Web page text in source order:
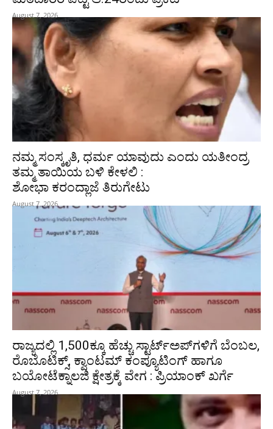
August 7, 2026
ನಮ್ಮ ಸಂಸ್ಕೃತಿ, ಧರ್ಮ ಯಾವುದು ಎಂದು ಯತೀಂದ್ರ
ತಮ್ಮ ತಾಯಿಯ ಬಳಿ ಕೇಳಲಿ :
ಶೋಭಾ ಕರಂದ್ಲಾಜೆ ತಿರುಗೇಟು
August 7, 2026
ರಾಜ್ಯದಲ್ಲಿ 1,500ಕ್ಕೂ ಹೆಚ್ಚು ಸ್ಟಾರ್ಟ್‌ಅಪ್‌ಗಳಿಗೆ ಬೆಂಬಲ,
ರೊಬೊಟಿಕ್ಸ್, ಕ್ವಾಂಟಮ್ ಕಂಪ್ಯೂಟಿಂಗ್ ಹಾಗೂ
ಬಯೋಟೆಕ್ನಾಲಜಿ ಕ್ಷೇತ್ರಕ್ಕೆ ವೇಗ : ಪ್ರಿಯಾಂಕ್‌ ಖರ್ಗೆ
August 7, 2026